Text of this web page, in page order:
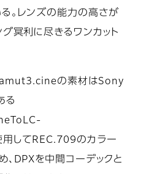
。レンズの能力の高さが
冥利に尽きるワンカット
の素材はSony
る
してREC.709のカラー
、DPXを中間コーデックと